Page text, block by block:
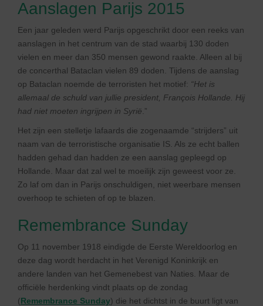
Aanslagen Parijs 2015
Een jaar geleden werd Parijs opgeschrikt door een reeks van
aanslagen in het centrum van de stad waarbij 130 doden
vielen en meer dan 350 mensen gewond raakte. Alleen al bij
de concerthal Bataclan vielen 89 doden. Tijdens de aanslag
op Bataclan noemde de terroristen het motief: “Het is
allemaal de schuld van jullie president, François Hollande. Hij
had niet moeten ingrijpen in Syrië .”
Het zijn een stelletje lafaards die zogenaamde “strijders” uit
naam van de terroristische organisatie IS. Als ze echt ballen
hadden gehad dan hadden ze een aanslag gepleegd op
Hollande. Maar dat zal wel te moeilijk zijn geweest voor ze.
Zo laf om dan in Parijs onschuldigen, niet weerbare mensen
overhoop te schieten of op te blazen.
Remembrance Sunday
Op 11 november 1918 eindigde de Eerste Wereldoorlog en
deze dag wordt herdacht in het Verenigd Koninkrijk en
andere landen van het Gemenebest van Naties. Maar de
officiële herdenking vindt plaats op de zondag
(Remembrance Sunday) die het dichtst in de buurt ligt van